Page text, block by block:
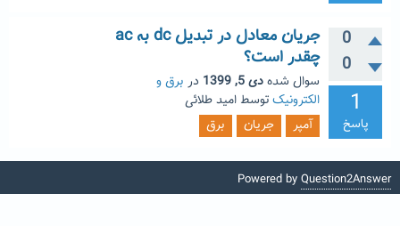
0
0
1
پاسخ
جریان معادل در تبدیل dc به ac
چقدر است؟
سوال شدهدی 5, 1399 در برق و
الکترونیکتوسط امید طلائی
آمپر
جریان برق
Powered by Question2Answer